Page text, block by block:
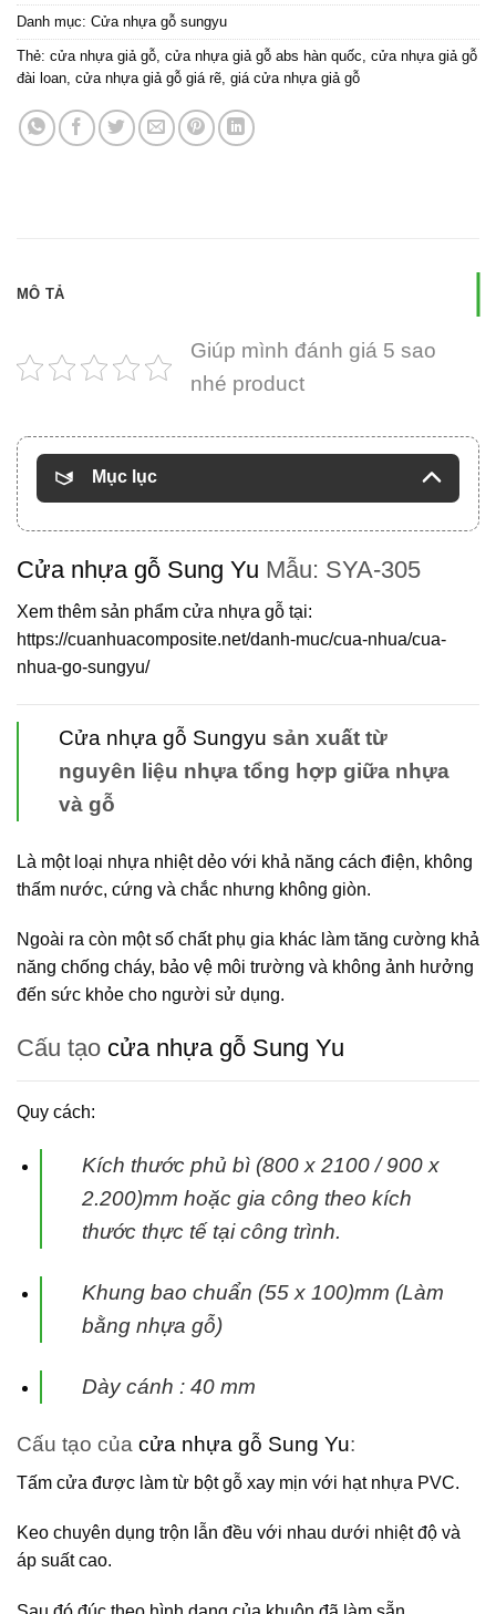
Danh mục: Cửa nhựa gỗ sungyu
Thẻ: cửa nhựa giả gỗ cửa nhựa giả gỗ abs hàn quốc cửa nhựa giả gỗ
đài loan cửa nhựa giả gỗ giá rẽ giá cửa nhựa giả gỗ
MÔ TẢ
Giúp mình đánh giá 5 sao
nhé product
Mục lục
Cửa nhựa gỗ Sung Yu Mẫu: SYA-305
Xem thêm sản phẩm cửa nhựa gỗ tại:
https://cuanhuacomposite.net/danh-muc/cua-nhua/cua-
nhua-go-sungyu/
Cửa nhựa gỗ Sungyu sản xuất từ
nguyên liệu nhựa tổng hợp giữa nhựa
và gỗ
Là một loại nhựa nhiệt dẻo với khả năng cách điện, không
thấm nước, cứng và chắc nhưng không giòn.
Ngoài ra còn một số chất phụ gia khác làm tăng cường khả
năng chống cháy, bảo vệ môi trường và không ảnh hưởng
đến sức khỏe cho người sử dụng.
Cấu tạo cửa nhựa gỗ Sung Yu
Quy cách:
Kích thước phủ bì (800 x 2100 / 900 x
2.200)mm hoặc gia công theo kích
thước thực tế tạicông trình.
Khung bao chuẩn (55 x 100)mm (Làm
bằng nhựa gỗ)
Dày cánh : 40 mm
Cấu tạo của cửa nhựa gỗ Sung Yu:
Tấm cửa được làm từ bột gỗ xay mịn với hạt nhựa PVC.
Keo chuyên dụng trộn lẫn đều với nhau dưới nhiệt độ và
áp suất cao.